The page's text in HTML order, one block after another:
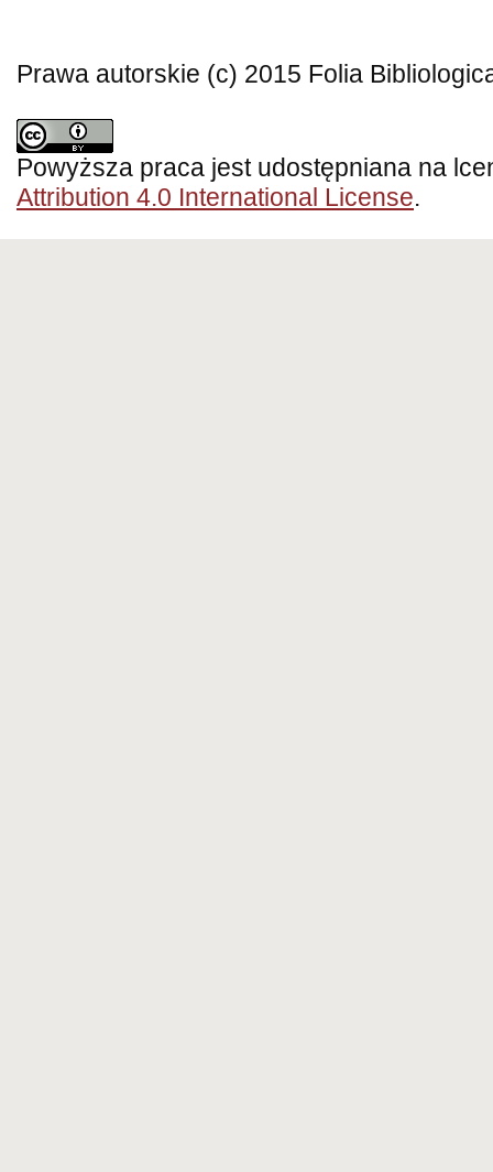
Prawa autorskie (c) 2015 Folia
Powyższa praca jest udostępniana na
Attribution 4.0 International License.